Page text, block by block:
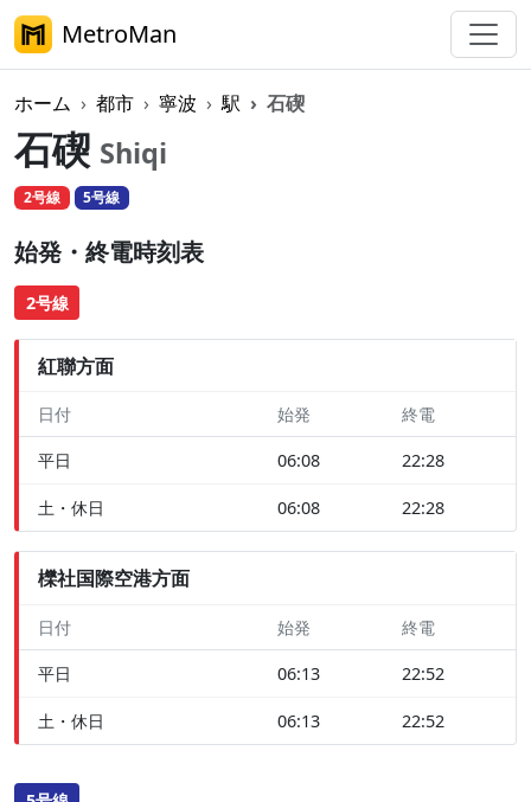
MetroMan
ホーム 都市 寧波 駅 石碶
石碶 Shiqi
2号線 5号線
始発・終電時刻表
2号線
紅聯方面
日付 始発 終電
平日 06:08 22:28
土・休日 06:08 22:28
櫟社国際空港方面
日付 始発 終電
平日 06:13 22:52
土・休日 06:13 22:52